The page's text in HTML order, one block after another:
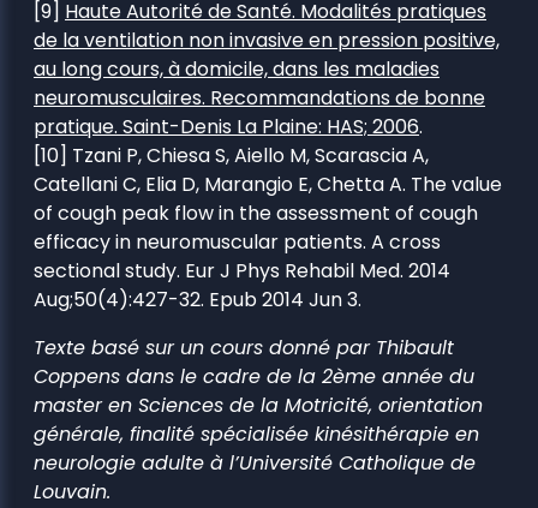
[9] Haute Autorité de Santé. Modalités pratiques
de la ventilation non invasive en pression positive,
au long cours, à domicile, dans les maladies
neuromusculaires. Recommandations de bonne
pratique. Saint-Denis La Plaine: HAS; 2006.
[10] Tzani P, Chiesa S, Aiello M, Scarascia A,
Catellani C, Elia D, Marangio E, Chetta A. The value
of cough peak flow in the assessment of cough
efficacy in neuromuscular patients. A cross
sectional study. Eur J Phys Rehabil Med. 2014
Aug;50(4):427-32. Epub 2014 Jun 3.
Texte basé sur un cours donné par Thibault
Coppens dans le cadre de la 2ème année du
master en Sciences de la Motricité, orientation
générale, finalité spécialisée kinésithérapie en
neurologie adulte à l’Université Catholique de
Louvain.